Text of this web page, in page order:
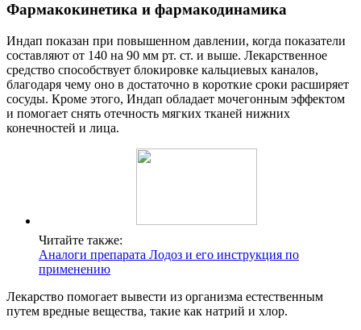
Фармакокинетика и фармакодинамика
Индап показан при повышенном давлении, когда показатели
составляют от 140 на 90 мм рт. ст. и выше. Лекарственное
средство способствует блокировке кальциевых каналов,
благодаря чему оно в достаточно в короткие сроки расширяет
сосуды. Кроме этого, Индап обладает мочегонным эффектом
и помогает снять отечность мягких тканей нижних
конечностей и лица.
Читайте также:
Аналоги препарата Лодоз и его инструкция по
применению
Лекарство помогает вывести из организма естественным
путем вредные вещества, такие как натрий и хлор.